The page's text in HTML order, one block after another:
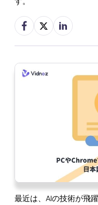
最近は、AIの技術が飛